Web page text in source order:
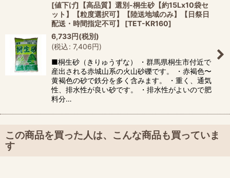
[値下げ]【高品質】選別-桐生砂【約15Lx10袋セ
ット】【粒度選択可】【陸送地域のみ】【日祭日
配送・時間指定不可】
[TET-KR160]
6,733円(税別)
(税込: 7,406円)
■桐生砂（きりゅうずな） ・群馬県桐生市付近で
産出される赤城山系の火山砂礫です。 ・赤褐色〜
黄褐色の砂で鉄分を多く含みます。 ・重く、通気
性、排水性が良い砂です。 ・排水性がよいので肥
料分…
この商品を買った人は、こんな商品も買っていま
す